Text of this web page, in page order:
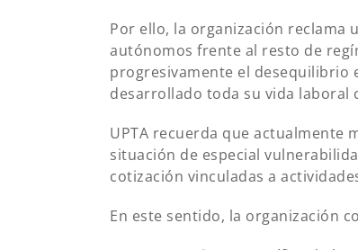
Por ello, la organización reclama
autónomos frente al resto de
progresivamente el desequilibrio
desarrollado toda su vida
UPTA recuerda que actualmente
situación de especial
cotización vinculadas a
En este sentido, la organización